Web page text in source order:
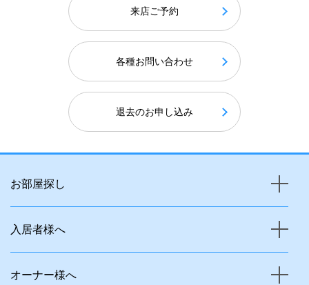
来店ご予約
各種お問い合わせ
退去のお申し込み
お部屋探し
入居者様へ
オーナー様へ